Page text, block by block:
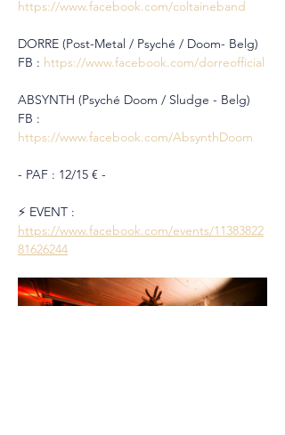
https://www.facebook.com/coltaineband
DORRE (Post-Metal / Psyché / Doom- Belg)
FB : https://www.facebook.com/dorreofficial
ABSYNTH (Psyché Doom / Sludge - Belg)
FB :
https://www.facebook.com/AbsynthDoom
- PAF : 12/15 € -
⚡️ EVENT :
https://www.facebook.com/events/11383822
81626244